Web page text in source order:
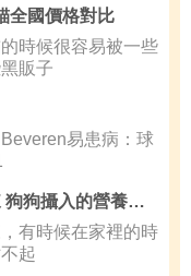
全國價格對比
候很容易被一些
販子
易患病：球
羅威納犬腳站不起來 狗狗攝入的營養不夠
有時候在家裡的時
起